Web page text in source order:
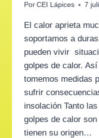
Por CEI Lápices 7
El calor aprieta
soportamos a
pueden vivir
golpes de calor.
tomemos medidas
sufrir
insolación Tanto
golpes de calor
tienen su origen…